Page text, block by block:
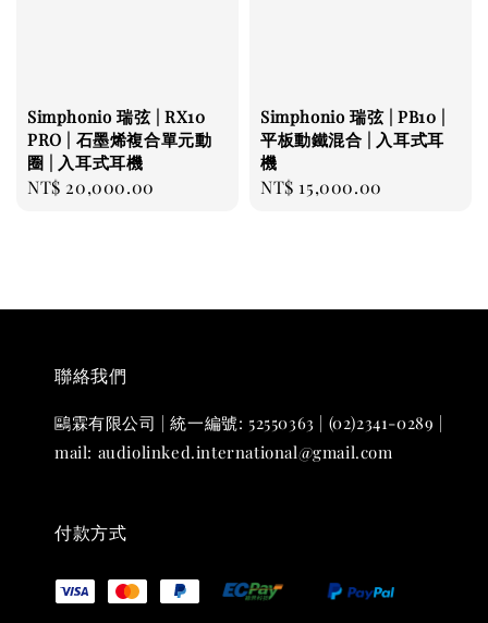
Simphonio 瑞弦 | RX10
PRO | 石墨烯複合單元動
圈 | 入耳式耳機
Regular
NT$ 20,000.00
Simphonio 瑞弦 | PB10 |
平板動鐵混合 | 入耳式耳
機
Regular
NT$ 15,000.00
聯絡我們
鷗霖有限公司 | 統一編號: 52550363 | (02)2341-0289 |
mail: audiolinked.international@gmail.com
付款方式